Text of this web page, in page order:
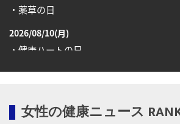
・薬草の日
2026/08/10(月)
・健康ハートの日
・育児の日
女性の健康ニュース